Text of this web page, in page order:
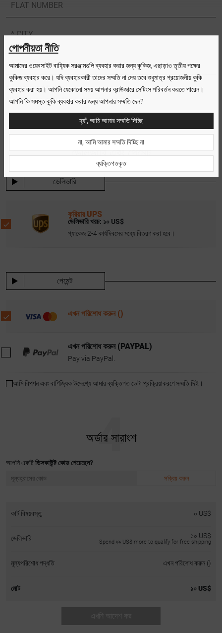
FLAT NUMBER
* CITY
* POSTCODE
* - required field
NOTE: Use only the Latin alphabet
ডেলিভারি এবং পেমেন্ট
ডেলিভারি
কুরিয়ার UPS
ডেলিভারি খরচ: ১০ US$
প্যাকেজ 2-4 কার্যদিবসের মধ্যে বিতরণ করা হবে।
পেমেন্ট
এখন পরিশোধ করুন ()
এখন পরিশোধ করুন (PAYPAL)
Pay via PayPal.
আমি বিপণন এবং বাণিজ্যিক উদ্দেশ্যে আমার ব্যক্তিগত ডেটা প্রক্রিয়াকরণে সম্মতি দিই।
অর্ডার সারাংশ
কার্ট বিষয়বস্তু ০ US$
ডেলিভারি ১০ US$
Spend ৯৯ US$ more to qualify for free shipping
মূল্যপরিশোধ পদ্ধতি এখন পরিশোধ করুন ()
মোট ১০ US$
আপনি একটিডিসকাউন্ট কোড পেয়েছেন?
সক্রিয় করুন
এখনি আদেশ কর
গোপনীয়তা নীতি
আমাদের ওয়েবসাইট বাহ্যিক সরঞ্জামগুলি ব্যবহার করার জন্য কুকিজ, এছাড়াও তৃতীয় পক্ষের
কুকিজ ব্যবহার করে। যদি ব্যবহারকারী তাদের সম্মতি না দেয় তবে শুধুমাত্র প্রয়োজনীয় কুকি
ব্যবহার করা হয়। আপনি যেকোনো সময় আপনার ব্রাউজারে সেটিংস পরিবর্তন করতে পারেন।
আপনি কি সমস্ত কুকি ব্যবহার করার জন্য আপনার সম্মতি দেন?
হ্যাঁ, আমি আমার সম্মতি দিচ্ছি
না, আমি আমার সম্মতি দিচ্ছি না
ব্যক্তিগতকৃত